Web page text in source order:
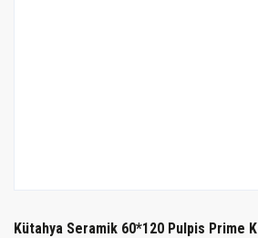
Kütahya Seramik 60*120 Pulpis Prime